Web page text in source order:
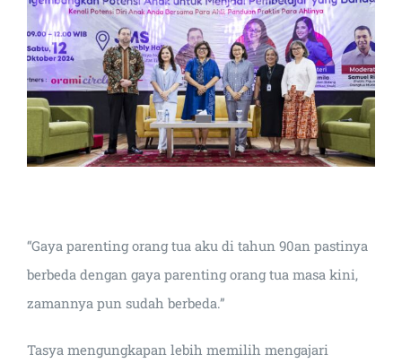
“Gaya parenting orang tua aku di tahun 90an pastinya
berbeda dengan gaya parenting orang tua masa kini,
zamannya pun sudah berbeda.”
Tasya mengungkapan lebih memilih mengajari